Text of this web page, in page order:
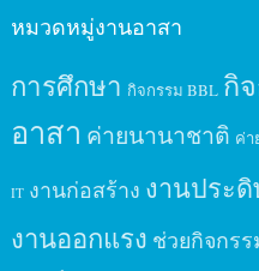
หมวดหมู่งานอาสา
การศึกษา กิจกรรม BBL กิ
อาสา ค่ายนานาชาติ ค่า
IT งานก่อสร้าง งานประ
งานออกแรง ช่วยกิจกรร